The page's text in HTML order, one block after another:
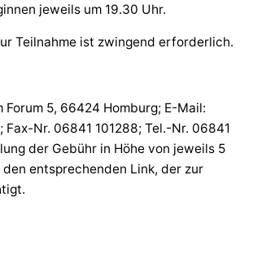
jeweils um 19.30 Uhr.
Teilnahme ist zwingend erforderlich.
Forum 5, 66424 Homburg; E-Mail:
; Fax-Nr. 06841 101288; Tel.-Nr. 06841
der Gebühr in Höhe von jeweils 5
den entsprechenden Link, der zur